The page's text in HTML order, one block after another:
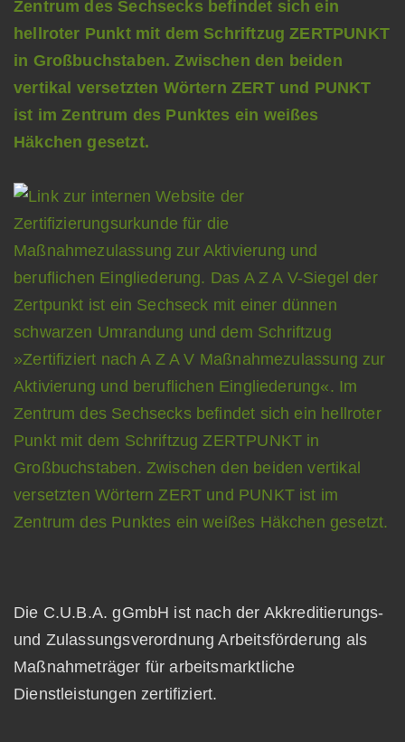
Die C.U.B.A. gGmbH ist nach der Akkreditierungs-
und Zulassungsverordnung Arbeitsförderung als
Maßnahmeträger für arbeitsmarktliche
Dienstleistungen zertifiziert.